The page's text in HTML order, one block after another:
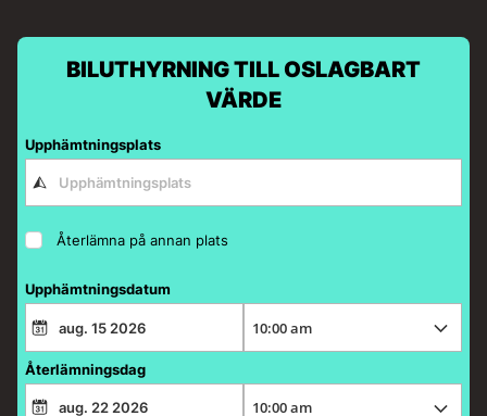
BILUTHYRNING TILL OSLAGBART
VÄRDE
Upphämtningsplats
Återlämna på annan plats
Upphämtningsdatum
Återlämningsdag